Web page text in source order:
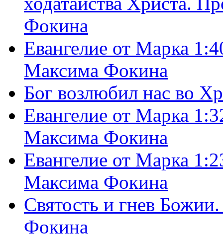
Фокина
Евангелие от Марка
Максима Фокина
Бог возлюбил нас во
Евангелие от Марка
Максима Фокина
Евангелие от Марка
Максима Фокина
Святость и гнев
Фокина